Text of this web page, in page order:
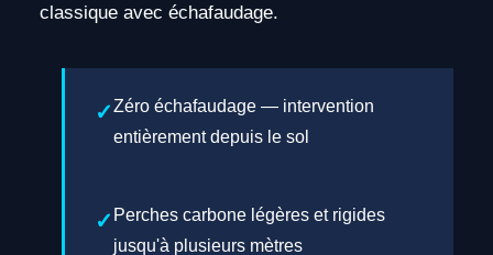
classique avec échafaudage.
Zéro échafaudage — intervention
entièrement depuis le sol
Perches carbone légères et rigides
jusqu'à plusieurs mètres